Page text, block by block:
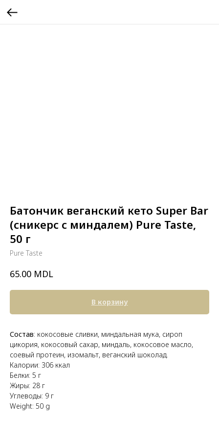
Батончик веганский кето Super Bar
(сникерс с миндалем) Pure Taste,
50 г
Pure Taste
65.00 MDL
В корзину
Состав: кокосовые сливки, миндальная мука, сироп
цикория, кокосовый сахар, миндаль, кокосовое масло,
соевый протеин, изомальт, веганский шоколад.
Калории: 306 ккал
Белки: 5 г
Жиры: 28 г
Углеводы: 9 г
Weight: 50 g